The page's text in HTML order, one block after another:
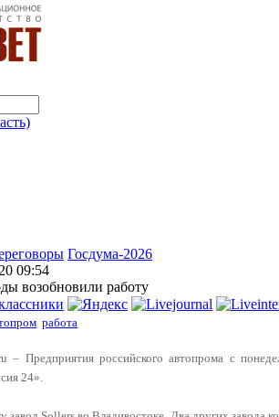
Госдума-2026
09:54
возобновили работу
работа
– Предприятия российского автопрома с
24».